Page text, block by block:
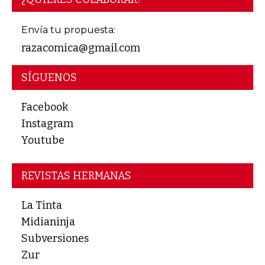
Envía tu propuesta:
razacomica@gmail.com
SÍGUENOS
Facebook
Instagram
Youtube
REVISTAS HERMANAS
La Tinta
Midianinja
Subversiones
Zur